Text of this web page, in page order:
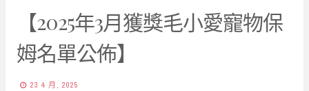
【2025年3月獲獎毛小愛寵物保
姆名單公佈】
23 4 月, 2025